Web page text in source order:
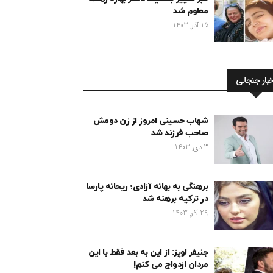
معلوم شد
15 آذر, 1403
جنجالی
شهاب حسینی امروز از زن دومش
صاحب فرزند شد
3 دی, 1403
برهنگی به بهانه آزادی؛ ریحانه پارسا
در ترکیه برهنه شد
29 آذر, 1403
جنیفر لوپز: از این به بعد فقط با این
مردان ازدواج می کنم!